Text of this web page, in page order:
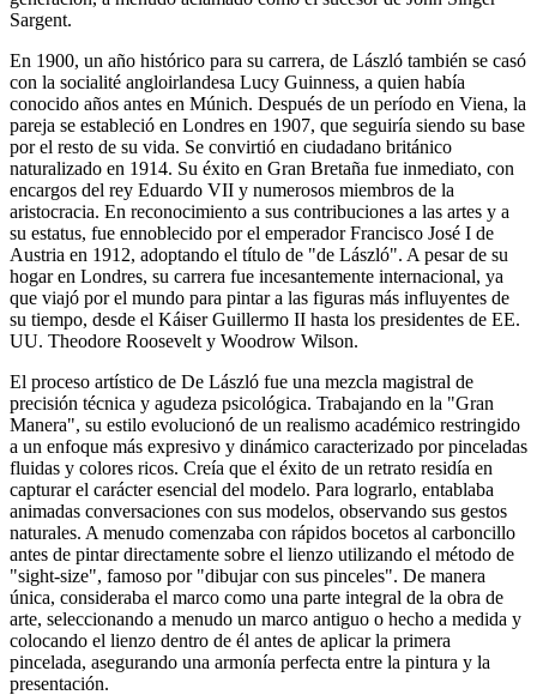
Sargent.
En 1900, un año histórico para su carrera, de László también se casó
con la socialité angloirlandesa Lucy Guinness, a quien había
conocido años antes en Múnich. Después de un período en Viena, la
pareja se estableció en Londres en 1907, que seguiría siendo su base
por el resto de su vida. Se convirtió en ciudadano británico
naturalizado en 1914. Su éxito en Gran Bretaña fue inmediato, con
encargos del rey Eduardo VII y numerosos miembros de la
aristocracia. En reconocimiento a sus contribuciones a las artes y a
su estatus, fue ennoblecido por el emperador Francisco José I de
Austria en 1912, adoptando el título de "de László". A pesar de su
hogar en Londres, su carrera fue incesantemente internacional, ya
que viajó por el mundo para pintar a las figuras más influyentes de
su tiempo, desde el Káiser Guillermo II hasta los presidentes de EE.
UU. Theodore Roosevelt y Woodrow Wilson.
El proceso artístico de De László fue una mezcla magistral de
precisión técnica y agudeza psicológica. Trabajando en la "Gran
Manera", su estilo evolucionó de un realismo académico restringido
a un enfoque más expresivo y dinámico caracterizado por pinceladas
fluidas y colores ricos. Creía que el éxito de un retrato residía en
capturar el carácter esencial del modelo. Para lograrlo, entablaba
animadas conversaciones con sus modelos, observando sus gestos
naturales. A menudo comenzaba con rápidos bocetos al carboncillo
antes de pintar directamente sobre el lienzo utilizando el método de
"sight-size", famoso por "dibujar con sus pinceles". De manera
única, consideraba el marco como una parte integral de la obra de
arte, seleccionando a menudo un marco antiguo o hecho a medida y
colocando el lienzo dentro de él antes de aplicar la primera
pincelada, asegurando una armonía perfecta entre la pintura y la
presentación.